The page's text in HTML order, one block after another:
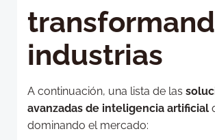
industrias
A continuación, una lista de las
avanzadas de inteligencia artificial
dominando el mercado: